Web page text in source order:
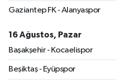
Gaziantep FK - Alanyaspor
16 Ağustos, Pazar
Başakşehir - Kocaelispor
Beşiktaş - Eyüpspor